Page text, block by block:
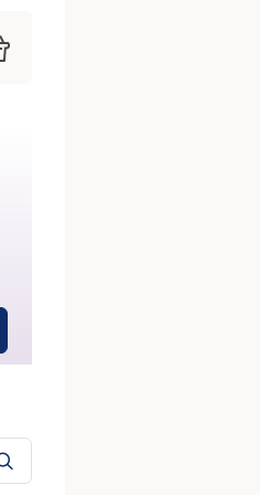
Babyclub
Warenkorb